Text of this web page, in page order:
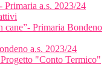
Primaria a.s. 2023/24
cane”- Primaria Bondeno
a.s. 2023/24
"Conto Termico"